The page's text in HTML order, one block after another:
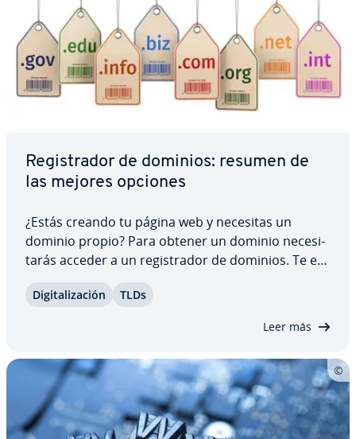
Re­gi­s­tra­dor de dominios: resumen de
las mejores opciones
¿Estás creando tu página web y necesitas un
dominio propio? Para obtener un dominio ne­ce­si­
ta­rás acceder a un re­gi­s­tra­dor de dominios. Te ex­
uno. Para ello, te pro­po­r­cio­na­mos esta completa
Di­gi­ta­li­za­ción TLDs
Leer más